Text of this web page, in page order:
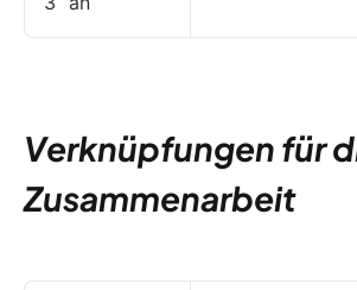
Verknüpfungen für
Zusammenarbeit